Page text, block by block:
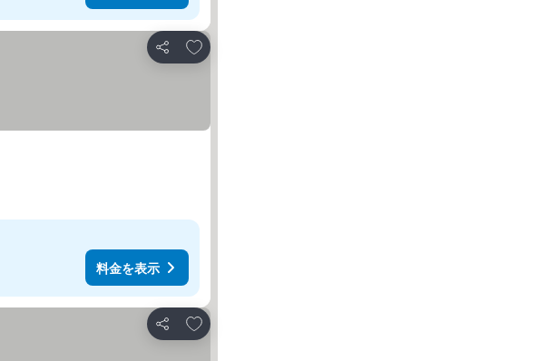
シェア
お気に入りに追加
料金を表示
シェア
お気に入りに追加